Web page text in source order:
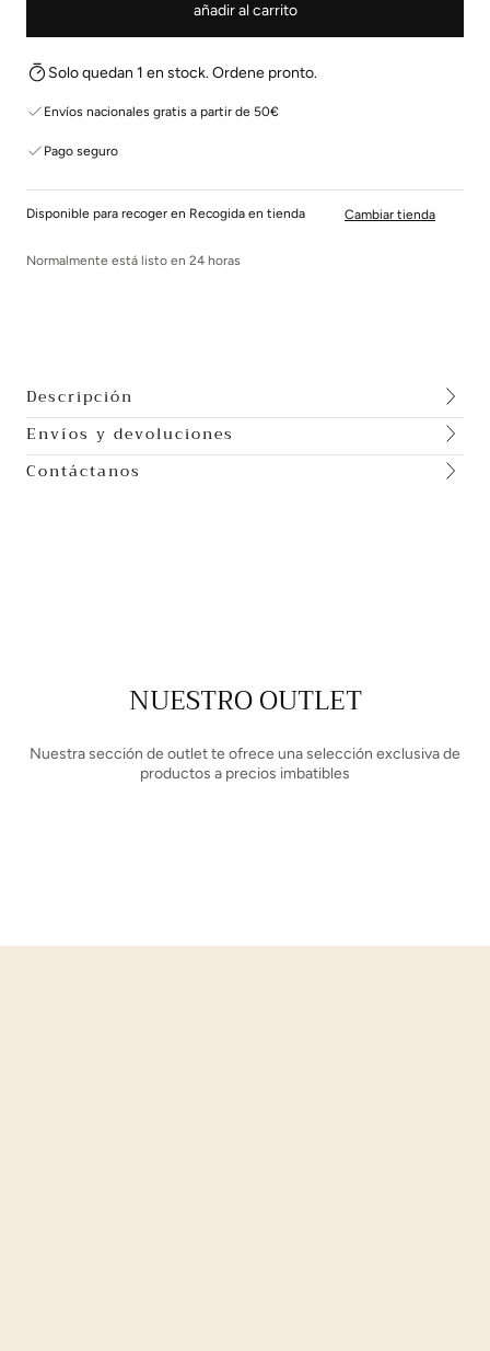
añadir al carrito
Solo quedan 1 en stock. Ordene pronto.
Envíos nacionales gratis a partir de 50€
Pago seguro
Disponible para recoger en Recogida en tienda
Normalmente está listo en 24 horas
Cambiar tienda
Descripción
Envíos y devoluciones
Contáctanos
NUESTRO OUTLET
Nuestra sección de outlet te ofrece una selección exclusiva de
productos a precios imbatibles